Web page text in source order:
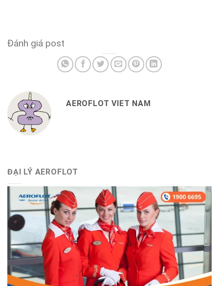
Đánh giá post
AEROFLOT VIET NAM
ĐẠI LÝ AEROFLOT